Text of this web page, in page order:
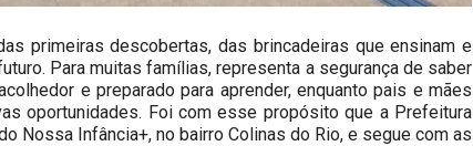
primeiras descobertas, das brincadeiras que ensinam e
Para muitas famílias, representa a segurança de saber
e preparado para aprender, enquanto pais e mães
oportunidades. Foi com esse propósito que a Prefeitura
Nossa Infância+, no bairro Colinas do Rio, e segue com as